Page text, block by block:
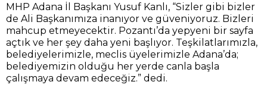
MHP Adana İl Başkanı Yusuf Kanlı, “Sizler gibi bizler
de Ali Başkanımıza inanıyor ve güveniyoruz. Bizleri
mahcup etmeyecektir. Pozantı’da yepyeni bir sayfa
açtık ve her şey daha yeni başlıyor. Teşkilatlarımızla,
belediyelerimizle, meclis üyelerimizle Adana’da;
belediyemizin olduğu her yerde canla başla
çalışmaya devam edeceğiz.” dedi.